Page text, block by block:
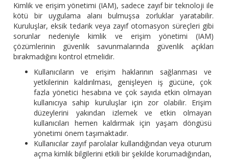
Kimlik ve erişim yönetimi (IAM), sadece zayıf bir teknoloji ile
kötü bir uygulama alanı bulmuşsa zorluklar yaratabilir.
Kuruluşlar, eksik tedarik veya zayıf otomasyon süreçleri gibi
sorunlar nedeniyle kimlik ve erişim yönetimi (IAM)
çözümlerinin güvenlik savunmalarında güvenlik açıkları
bırakmadığını kontrol etmelidir.
Kullanıcıların ve erişim haklarının sağlanması ve
yetkilerinin kaldırılması, genişleyen iş gücüne, çok
fazla yönetici hesabına ve çok sayıda etkin olmayan
kullanıcıya sahip kuruluşlar için zor olabilir. Erişim
düzeylerini yakından izlemek ve etkin olmayan
kullanıcıları hemen kaldırmak için yaşam döngüsü
yönetimi önem taşımaktadır.
Kullanıcılar zayıf parolalar kullandığından veya oturum
açma kimlik bilgilerini etkili bir şekilde korumadığından,